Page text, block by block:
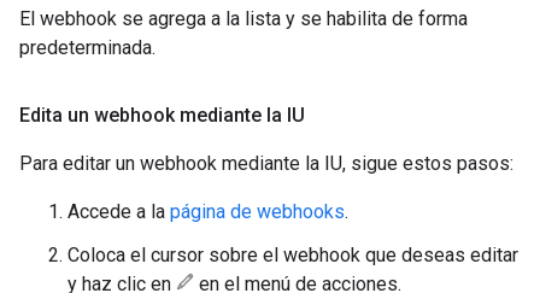
El webhook se agrega a la lista y se habilita de forma
predeterminada.
Edita un webhook mediante la IU
Para editar un webhook mediante la IU, sigue estos pasos:
Accede a la página de webhooks.
Coloca el cursor sobre el webhook que deseas editar
y haz clic en
en el menú de acciones.